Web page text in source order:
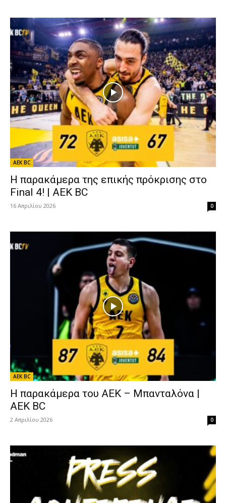
AEK BC
Η παρακάμερα της επικής πρόκρισης στο
Final 4! | AEK BC
16 Απριλίου 2026 0
AEK BC
Η παρακάμερα του ΑΕΚ – Μπανταλόνα |
AEK BC
2 Απριλίου 2026 0